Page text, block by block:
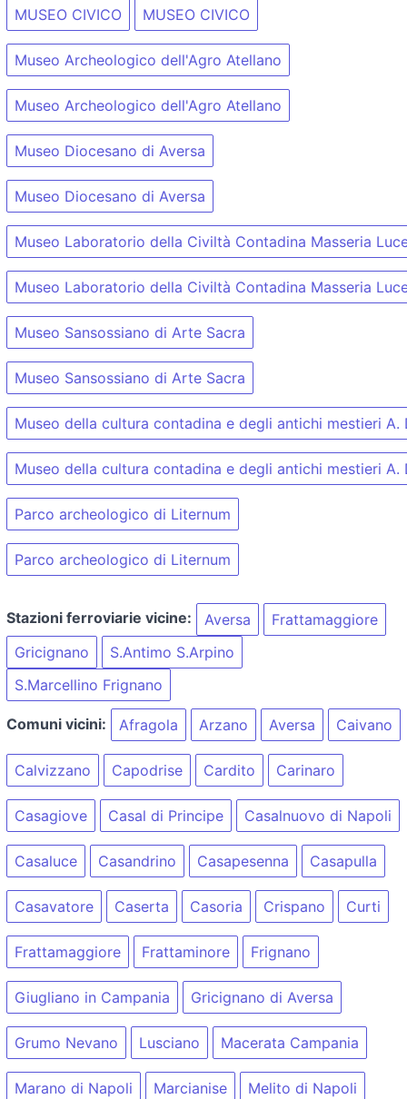
MUSEO CIVICO MUSEO CIVICO
Museo Archeologico dell'Agro Atellano
Museo Archeologico dell'Agro Atellano
Museo Diocesano di Aversa
Museo Diocesano di Aversa
Museo Laboratorio della Civiltà Contadina Masseria
Museo Laboratorio della Civiltà Contadina Masseria
Museo Sansossiano di Arte Sacra
Museo Sansossiano di Arte Sacra
Museo della cultura contadina e degli antichi mestieri A.
Museo della cultura contadina e degli antichi mestieri A.
Parco archeologico di Liternum
Parco archeologico di Liternum
Stazioni ferroviarie vicine: Aversa
Frattamaggiore
Gricignano
S.Antimo S.Arpino
S.Marcellino Frignano
Comuni vicini: Afragola Arzano Aversa Caivano
Calvizzano Capodrise Cardito Carinaro
Casagiove Casal di Principe Casalnuovo di Napoli
Casaluce Casandrino Casapesenna Casapulla
Casavatore Caserta Casoria Crispano Curti
Frattamaggiore Frattaminore Frignano
Giugliano in Campania Gricignano di Aversa
Grumo Nevano Lusciano Macerata Campania
Marano di Napoli Marcianise Melito di Napoli